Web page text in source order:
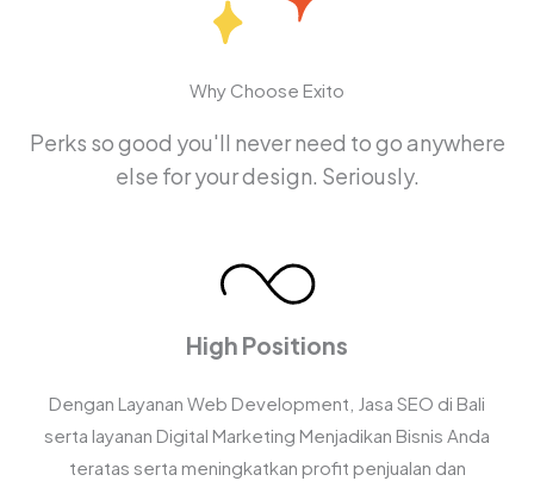
Why Choose Exito
Perks so good you'll never need to go anywhere
else for your design. Seriously.
High Positions
Dengan Layanan Web Development, Jasa SEO di Bali
serta layanan Digital Marketing Menjadikan Bisnis Anda
teratas serta meningkatkan profit penjualan dan